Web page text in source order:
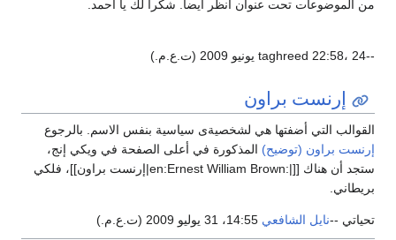
الموضوعات تحت عنوان انظر أيضا. شكرا لك يا أحمد.
إرنست براون
التي أضفتها هي لشخصيةى سياسية بنفس الاسم. بالرجوع
براون (توضيح)المذكورة في أعلى الصفحة في ويكي إنج،
ستجد أن هناك [[|:en:Ernest William Brown|إرنست براون]]، فلكي
--نايل الشافعي14:55، 31 يوليو 2009 (ت.ع.م.)